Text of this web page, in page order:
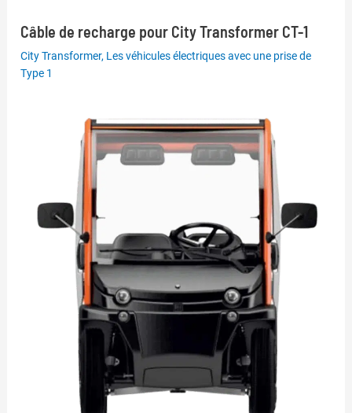
Câble de recharge pour City Transformer CT-1
City Transformer, Les véhicules électriques avec une prise de
Type 1